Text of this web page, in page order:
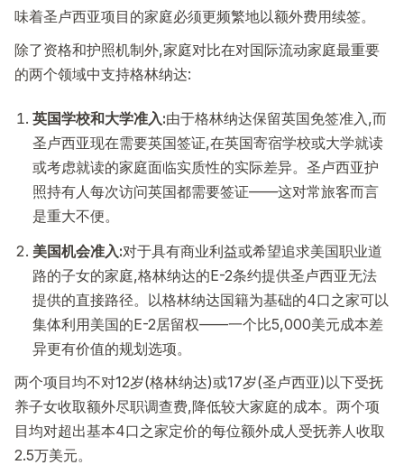
味着圣卢西亚项目的家庭必须更频繁地以额外费用续签。
除了资格和护照机制外,家庭对比在对国际流动家庭最重要
的两个领域中支持格林纳达:
英国学校和大学准入:由于格林纳达保留英国免签准入,而
圣卢西亚现在需要英国签证,在英国寄宿学校或大学就读
或考虑就读的家庭面临实质性的实际差异。圣卢西亚护
照持有人每次访问英国都需要签证——这对常旅客而言
是重大不便。
美国机会准入:对于具有商业利益或希望追求美国职业道
路的子女的家庭,格林纳达的E-2条约提供圣卢西亚无法
提供的直接路径。以格林纳达国籍为基础的4口之家可以
集体利用美国的E-2居留权——一个比5,000美元成本差
异更有价值的规划选项。
两个项目均不对12岁(格林纳达)或17岁(圣卢西亚)以下受抚
养子女收取额外尽职调查费,降低较大家庭的成本。两个项
目均对超出基本4口之家定价的每位额外成人受抚养人收取
2.5万美元。